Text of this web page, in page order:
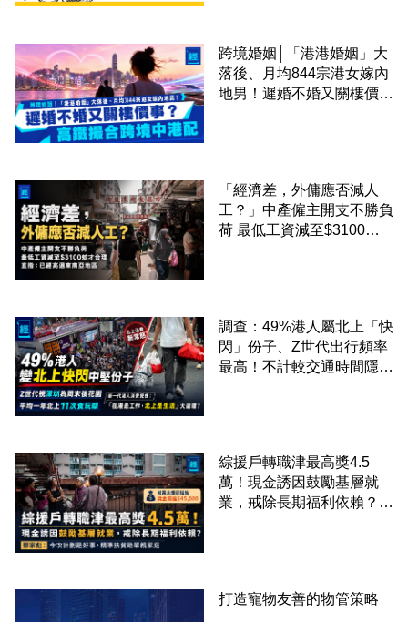
跨境婚姻│「港港婚姻」大
落後、月均844宗港女嫁內
地男！遲婚不婚又關樓價
「經濟差，外傭應否減人
工？」中產僱主開支不勝負
荷 最低工資減至$3100蚊
調查：49%港人屬北上「快
閃」份子、Z世代出行頻率
最高！不計較交通時間隱形
綜援戶轉職津最高獎4.5
萬！現金誘因鼓勵基層就
業，戒除長期福利依賴？鄧
打造寵物友善的物管策略